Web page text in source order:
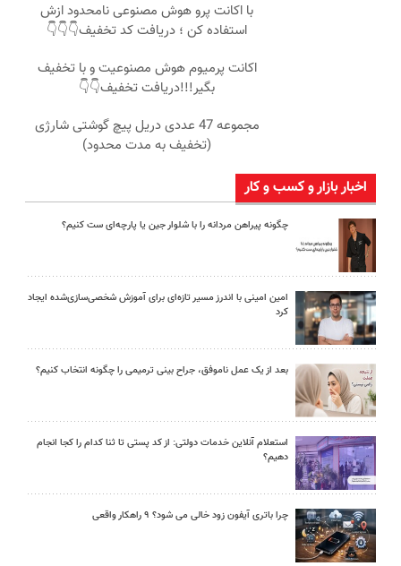
با اکانت پرو هوش مصنوعی نامحدود ازش
استفاده کن ؛ دریافت کد تخفیف👇👇👇
اکانت پرمیوم هوش مصنوعیت و با تخفیف
بگیر!!!دریافت تخفیف👇👇
مجموعه 47 عددی دریل پیچ گوشتی شارژی
(تخفیف به مدت محدود)
اخبار بازار و کسب و کار
چگونه پیراهن مردانه را با شلوار جین یا پارچه‌ای ست کنیم؟
امین امینی با اندرز مسیر تازه‌ای برای آموزش شخصی‌سازی‌شده ایجاد
کرد
بعد از یک عمل ناموفق، جراح بینی ترمیمی را چگونه انتخاب کنیم؟
استعلام آنلاین خدمات دولتی: از کد پستی تا ثنا کدام را کجا انجام
دهیم؟
چرا باتری آیفون زود خالی می شود؟ ۹ راهکار واقعی